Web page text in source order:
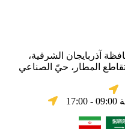
آذربایجان الشرقیة،
المطار، حيّ الصناعي